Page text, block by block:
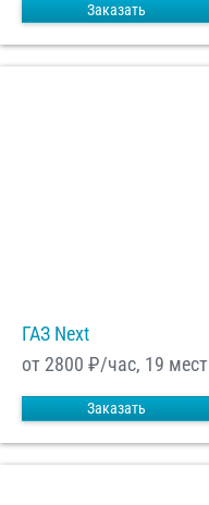
Заказать
ГАЗ Next
от 2800 ₽/час, 19 мест
Заказать